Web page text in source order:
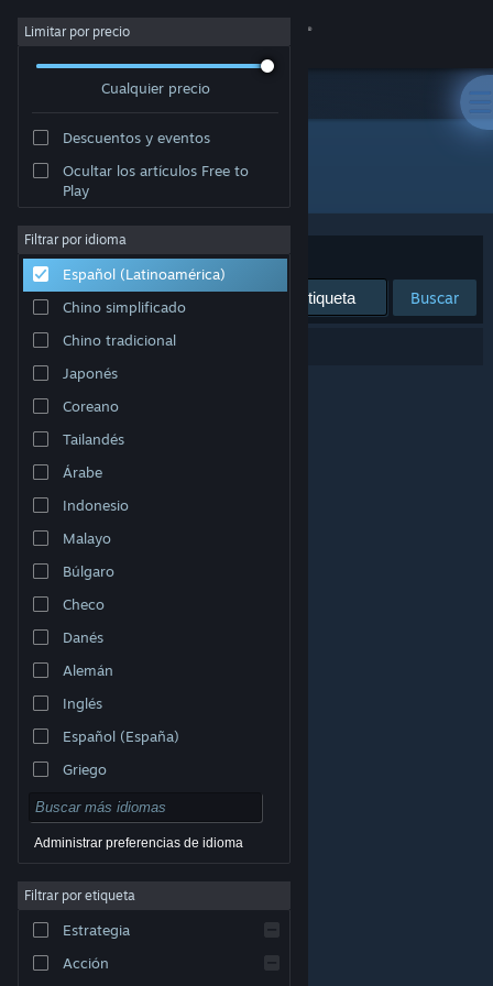
Iniciar sesión
Acerca de
Soporte
Cambiar idioma
Obtener la aplicación de Steam Mobile
Ver versión clásica
© Valve Corporation. Todos los derechos reservados.
Todas las marcas registradas pertenecen a sus
de Privacidad|Información legal
Acuerdo de Suscriptor a Steam
Cookies
Limitar por precio
Cualquier precio
Descuentos y eventos
Ocultar los artículos Free to
Play
Filtrar por idioma
Español (Latinoamérica)
Chino simplificado
Chino tradicional
Japonés
Coreano
Tailandés
Árabe
Indonesio
Malayo
Búlgaro
Checo
Danés
Alemán
Inglés
Español (España)
Griego
Administrar preferencias de idioma
Filtrar por etiqueta
Estrategia
Acción
Desarrollador: SyntheticD
Ordenar por Relevancia
Buscar
0 resultado(s) coinciden con la búsqueda.